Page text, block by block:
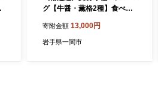
グ【牛醤・薫格2種】食べ比
寄附金額 13,000円
岩手県一関市